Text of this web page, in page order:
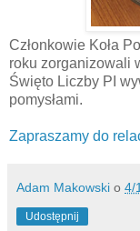
Członkowie Koła
roku zorganizowali
Święto Liczby PI
pomysłami.
Zapraszamy do
Adam Makowski o 4/
Udostępnij